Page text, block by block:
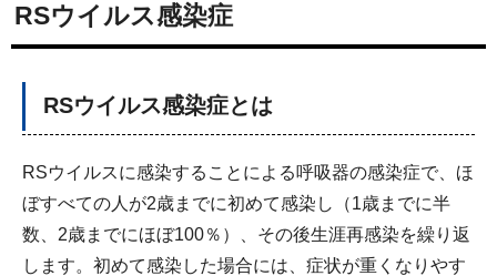
RSウイルス感染症
RSウイルス感染症とは
RSウイルスに感染することによる呼吸器の感染症で、ほ
ぼすべての人が2歳までに初めて感染し（1歳までに半
数、2歳までにほぼ100％）、その後生涯再感染を繰り返
します。初めて感染した場合には、症状が重くなりやす